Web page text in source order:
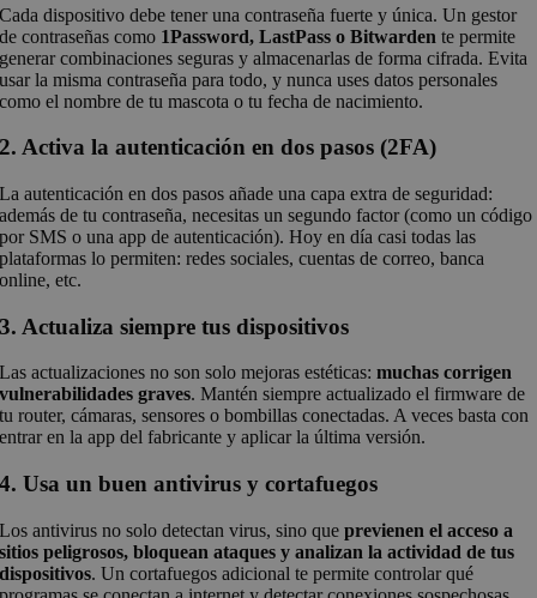
Cada dispositivo debe tener una contraseña fuerte y única. Un gestor
de contraseñas como 1Password, LastPass o Bitwarden te permite
generar combinaciones seguras y almacenarlas de forma cifrada. Evita
usar la misma contraseña para todo, y nunca uses datos personales
como el nombre de tu mascota o tu fecha de nacimiento.
2. Activa la autenticación en dos pasos (2FA)
La autenticación en dos pasos añade una capa extra de seguridad:
además de tu contraseña, necesitas un segundo factor (como un código
por SMS o una app de autenticación). Hoy en día casi todas las
plataformas lo permiten: redes sociales, cuentas de correo, banca
online, etc.
3. Actualiza siempre tus dispositivos
Las actualizaciones no son solo mejoras estéticas:muchas corrigen
vulnerabilidades graves. Mantén siempre actualizado el firmware de
tu router, cámaras, sensores o bombillas conectadas. A veces basta con
entrar en la app del fabricante y aplicar la última versión.
4. Usa un buen antivirus y cortafuegos
Los antivirus no solo detectan virus, sino queprevienen el acceso a
sitios peligrosos, bloquean ataques y analizan la actividad de tus
dispositivos. Un cortafuegos adicional te permite controlar qué